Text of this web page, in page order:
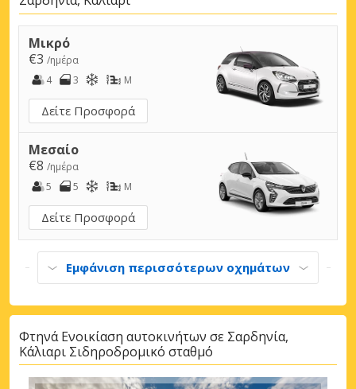
Μικρό
€3 /ημέρα
4
3 M
Δείτε Προσφορά
Μεσαίο
€8 /ημέρα
5
5 M
Δείτε Προσφορά
Εμφάνιση περισσότερων οχημάτων
Φτηνά Ενοικίαση αυτοκινήτων σε Σαρδηνία,
Κάλιαρι Σιδηροδρομικό σταθμό